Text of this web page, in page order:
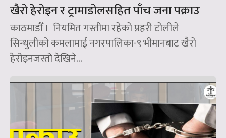
खैरो हेरोइन र ट्रामाडोलसहित पाँच जना पक्राउ
काठमाडौँ । नियमित गस्तीमा रहेको प्रहरी टोलीले
सिन्धुलीको कमलामाई नगरपालिका-९ भीमानबाट खैरो
हेरोइनजस्तो देखिने...